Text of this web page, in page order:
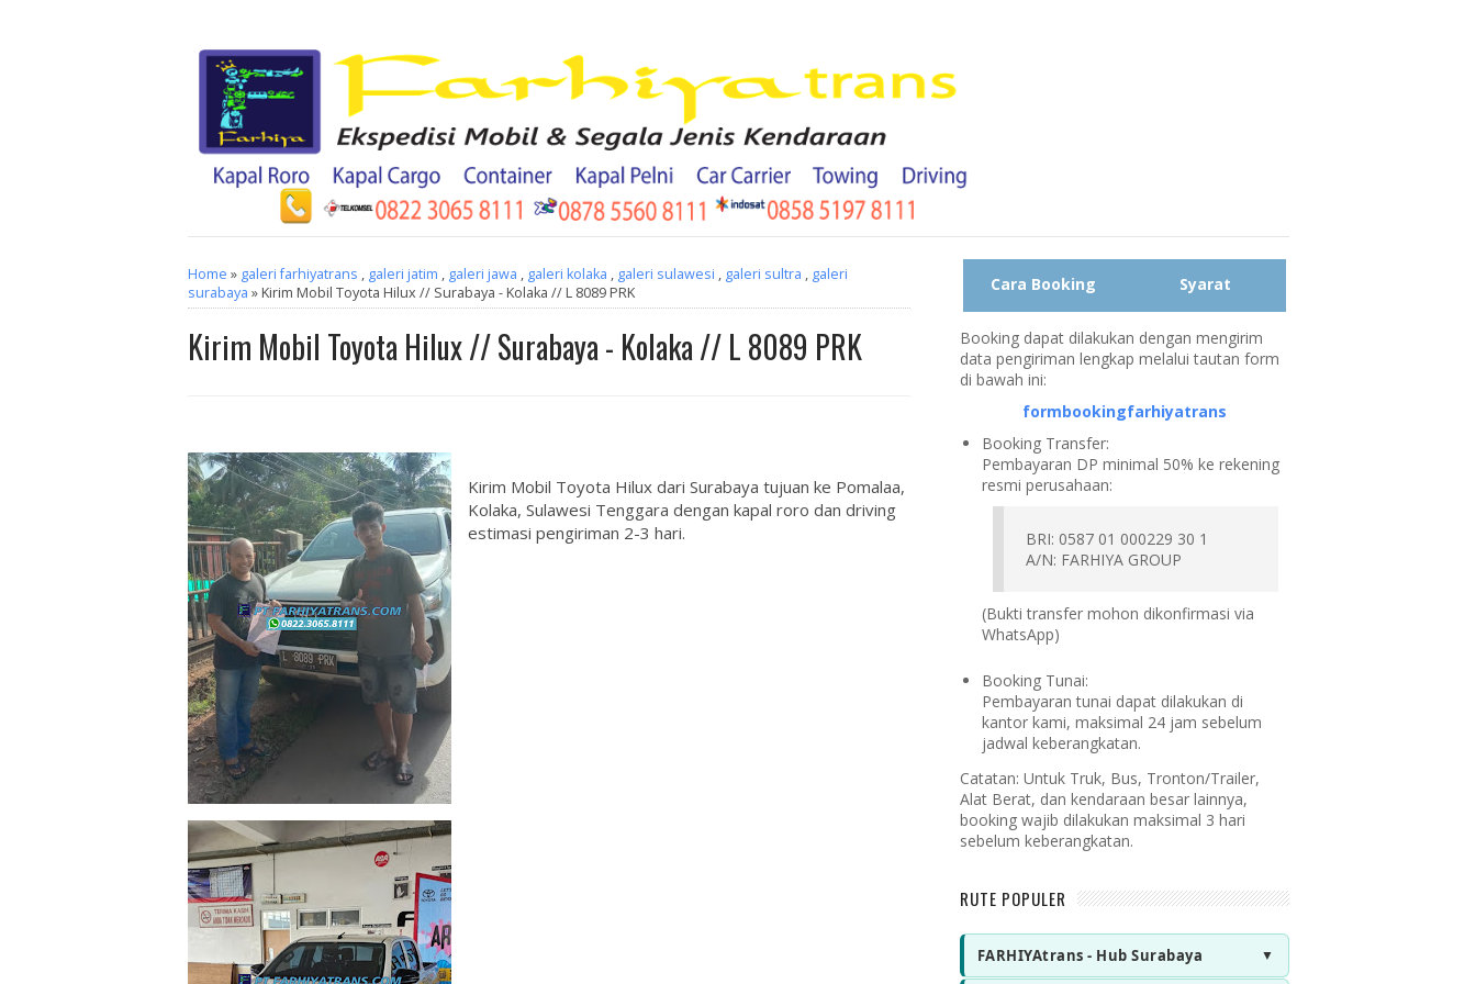
Home » galeri farhiyatrans , galeri jatim , galeri jawa , galeri kolaka , galeri sulawesi , galeri sultra , galeri
surabaya » Kirim Mobil Toyota Hilux // Surabaya - Kolaka // L 8089 PRK
Kirim Mobil Toyota Hilux // Surabaya - Kolaka // L 8089 PRK
Kirim Mobil Toyota Hilux dari Surabaya tujuan ke Pomalaa,
Kolaka, Sulawesi Tenggara dengan kapal roro dan driving
estimasi pengiriman 2-3 hari.
Cara Booking Syarat
Booking dapat dilakukan dengan mengirim
data pengiriman lengkap melalui tautan form
di bawah ini:
formbookingfarhiyatrans
Booking Transfer:
Pembayaran DP minimal 50% ke rekening
resmi perusahaan:
BRI: 0587 01 000229 30 1
A/N: FARHIYA GROUP
(Bukti transfer mohon dikonfirmasi via
WhatsApp)
Booking Tunai:
Pembayaran tunai dapat dilakukan di
kantor kami, maksimal 24 jam sebelum
jadwal keberangkatan.
Catatan: Untuk Truk, Bus, Tronton/Trailer,
Alat Berat, dan kendaraan besar lainnya,
booking wajib dilakukan maksimal 3 hari
sebelum keberangkatan.
RUTE POPULER
FARHIYAtrans - Hub Surabaya